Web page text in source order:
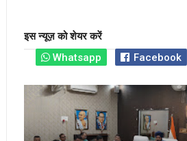
इस न्यूज़ को शेयर करें
Whatsapp
Facebook